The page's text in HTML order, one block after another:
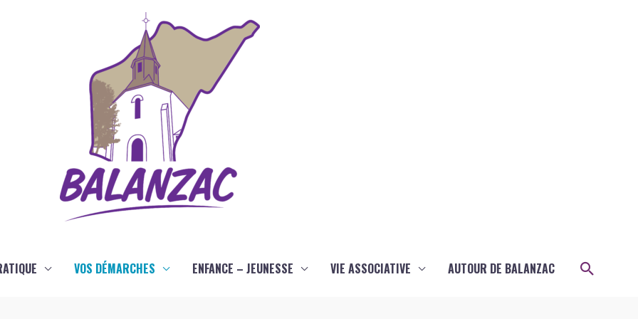
VOS DÉMARCHES ENFANCE – JEUNESSE VIE ASSOCIATIVE AUTOUR DE BALANZAC